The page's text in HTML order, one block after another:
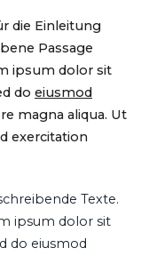
die Einleitung
Passage
ipsum dolor sit
do eiusmod
magna aliqua. Ut
exercitation
Texte.
ipsum dolor sit
do eiusmod